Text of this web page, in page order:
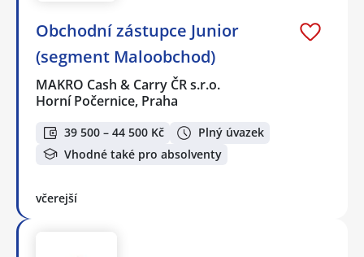
Obchodní zástupce Junior
(segment Maloobchod)
MAKRO Cash & Carry ČR s.r.o.
Horní Počernice, Praha
39 500 – 44 500 Kč
Plný úvazek
Vhodné také pro absolventy
včerejší